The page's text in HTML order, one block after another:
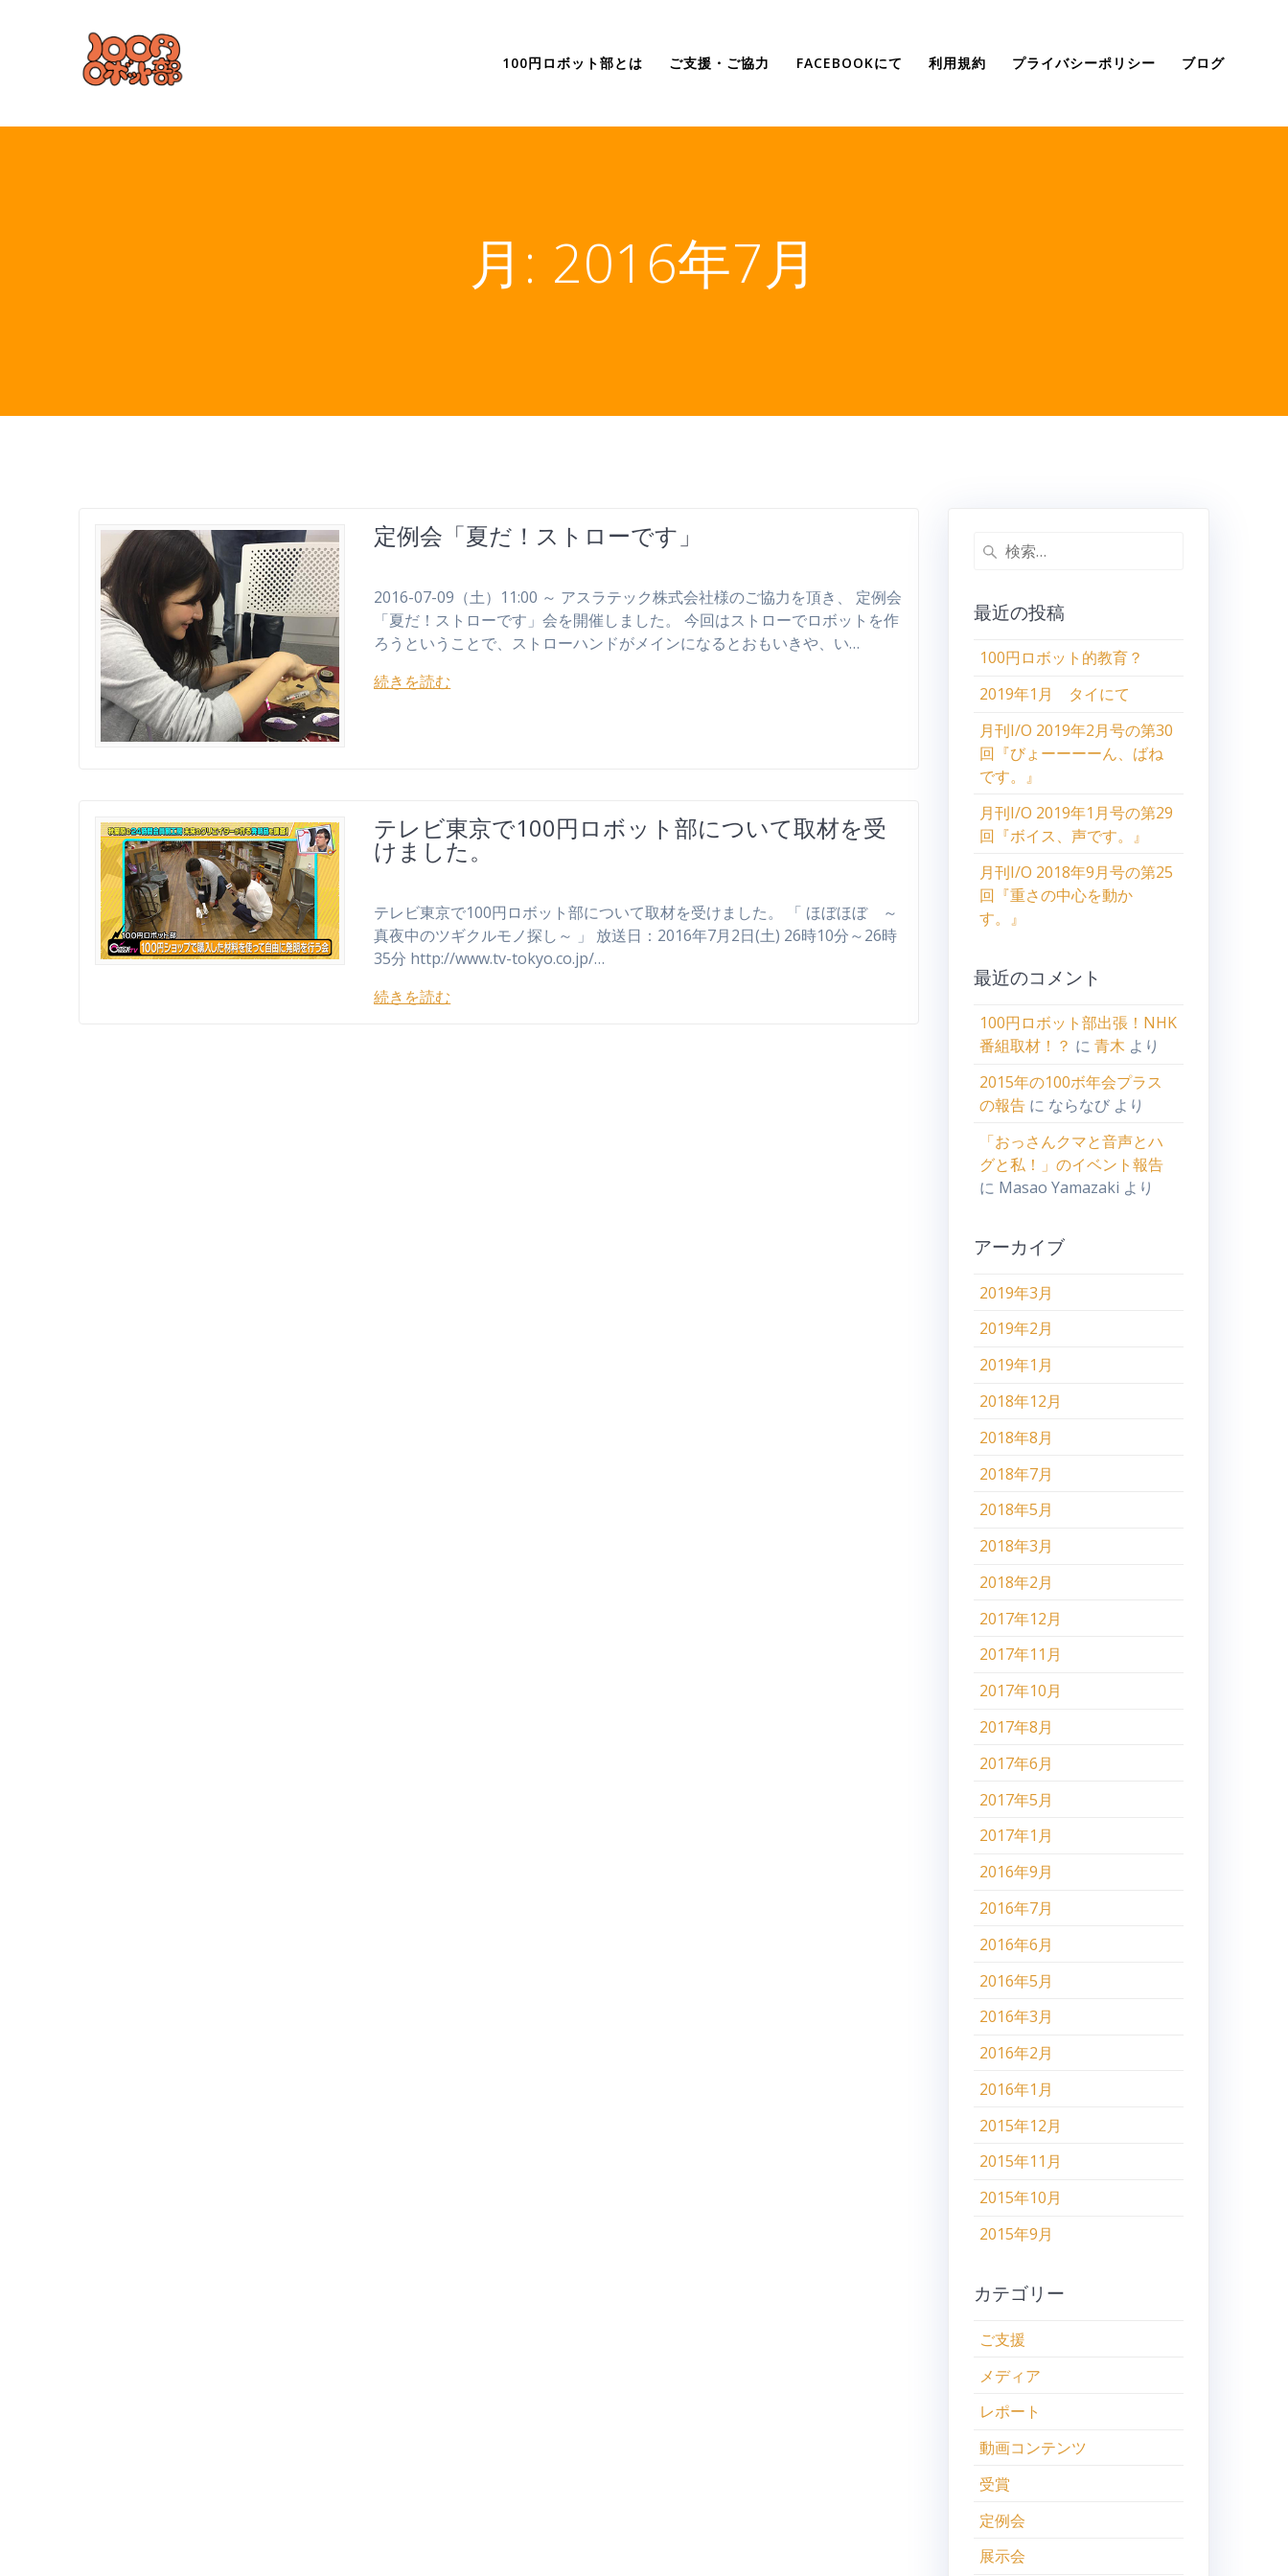
へ
100円ロボット部とは ご支援・ご協力 FACEBOOKにて 利用規約 プライバシーポリシー ブログ
月: 2016年7月
定例会「夏だ！ストローです」
2016-07-09（土）11:00 ～ アスラテック株式会社様のご協力を頂き、 定例会
「夏だ！ストローです」会を開催しました。 今回はストローでロボットを作
ろうということで、ストローハンドがメインになるとおもいきや、い…
続きを読む
テレビ東京で100円ロボット部について取材を受
けました。
テレビ東京で100円ロボット部について取材を受けました。 「 ほぼほぼ ～
真夜中のツギクルモノ探し～ 」 放送日：2016年7月2日(土) 26時10分～26時
35分 http://www.tv-tokyo.co.jp/…
続きを読む
検
最近の投稿
100円ロボット的教育？
2019年1月 タイにて
月刊I/O 2019年2月号の第30
回『びょーーーーん、ばね
です。』
月刊I/O 2019年1月号の第29
回『ボイス、声です。』
月刊I/O 2018年9月号の第25
回『重さの中心を動か
す。』
最近のコメント
100円ロボット部出張！NHK
番組取材！？ に青木 より
2015年の100ボ年会プラス
の報告 に ならなび より
「おっさんクマと音声とハ
グと私！」のイベント報告
に Masao Yamazaki より
アーカイブ
2019年3月
2019年2月
2019年1月
2018年12月
2018年8月
2018年7月
2018年5月
2018年3月
2018年2月
2017年12月
2017年11月
2017年10月
2017年8月
2017年6月
2017年5月
2017年1月
2016年9月
2016年7月
2016年6月
2016年5月
2016年3月
2016年2月
2016年1月
2015年12月
2015年11月
2015年10月
2015年9月
カテゴリー
ご支援
メディア
レポート
動画コンテンツ
受賞
定例会
展示会